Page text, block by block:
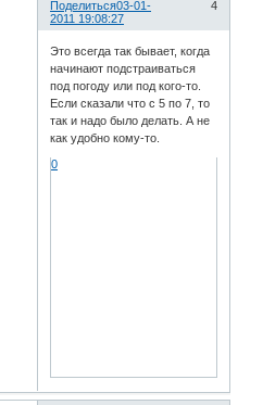
Поделиться 4
03-01-
2011 19:08:27
Это всегда так бывает, когда
начинают подстраиваться
под погоду или под кого-то.
Если сказали что с 5 по 7, то
так и надо было делать. А не
как удобно кому-то.
0